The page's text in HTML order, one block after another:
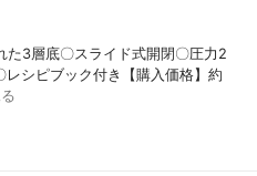
た3層底〇スライド式開閉〇圧力2
シピブック付き【購入価格】約